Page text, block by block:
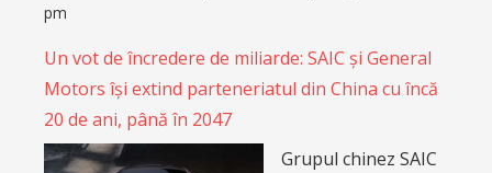
pm
Un vot de încredere de miliarde: SAIC și General
Motors își extind parteneriatul din China cu încă
20 de ani, până în 2047
Grupul chinez SAIC